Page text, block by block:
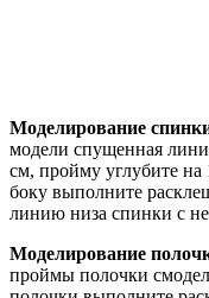
Моделирование
модели спущенная
см, пройму углубите
боку выполните
линию низа спинки с
Моделирование
проймы полочки